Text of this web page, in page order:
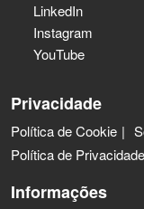
LinkedIn
Instagram
YouTube
Privacidade
Política de Cookie
Política de Privacidade
Informações